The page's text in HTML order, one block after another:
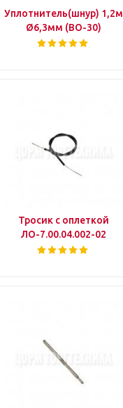
Уплотнитель(шнур) 1,2м
Ø6,3мм (ВО-30)
Тросик с оплеткой
ЛО-7.00.04.002-02